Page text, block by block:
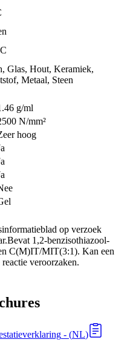
, Glas, Hout, Keramiek,
, Metaal, Steen
g/ml
N/mm²
hoog
op verzoek
Bevat 1,2-benzisothiazool-
C(M)IT/MIT(3:1). Kan een
veroorzaken.
- (NL)